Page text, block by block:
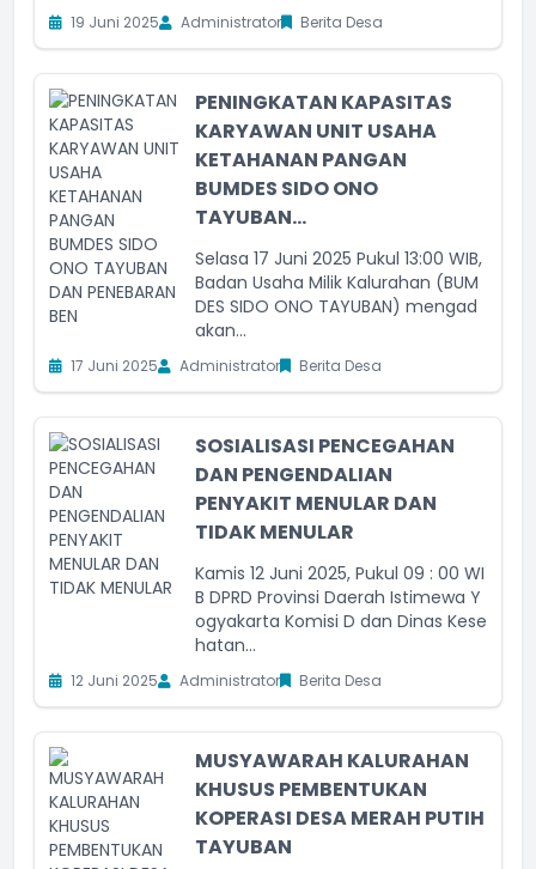
19 Juni 2025 Administrator Berita Desa
PENINGKATAN KAPASITAS
KARYAWAN UNIT USAHA
KETAHANAN PANGAN
BUMDES SIDO ONO
TAYUBAN...
Selasa 17 Juni 2025 Pukul 13:00 WIB,
Badan Usaha Milik Kalurahan (BUM
DES SIDO ONO TAYUBAN) mengad
akan...
17 Juni 2025 Administrator Berita Desa
SOSIALISASI PENCEGAHAN
DAN PENGENDALIAN
PENYAKIT MENULAR DAN
TIDAK MENULAR
Kamis 12 Juni 2025, Pukul 09 : 00 WI
B DPRD Provinsi Daerah Istimewa Y
ogyakarta Komisi D dan Dinas Kese
hatan...
12 Juni 2025 Administrator Berita Desa
MUSYAWARAH KALURAHAN
KHUSUS PEMBENTUKAN
KOPERASI DESA MERAH PUTIH
TAYUBAN